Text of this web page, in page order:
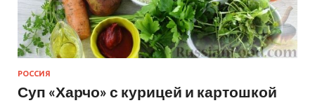
РОССИЯ
Суп «Харчо» с курицей и картошкой